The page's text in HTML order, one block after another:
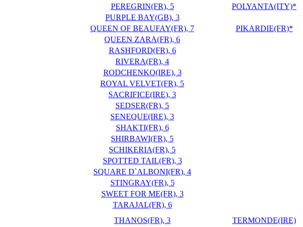
PEREGRIN(FR), 5
POLYANTA(ITY)*
PURPLE BAY(GB), 3
QUEEN OF BEAUFAY(FR), 7
PIKARDIE(FR)*
QUEEN ZARA(FR), 6
RASHFORD(FR), 6
RIVERA(FR), 4
RODCHENKO(IRE), 3
ROYAL VELVET(FR), 5
SACRIFICE(IRE), 3
SEDSER(FR), 5
SENEQUE(IRE), 3
SHAKTI(FR), 6
SHIRBAWI(FR), 5
SCHIKERIA(FR), 5
SPOTTED TAIL(FR), 3
SQUARE D`ALBONI(FR), 4
STINGRAY(FR), 5
SWEET FOR ME(FR), 3
TARAJAL(FR), 6
THANOS(FR), 3
TERMONDE(IRE)